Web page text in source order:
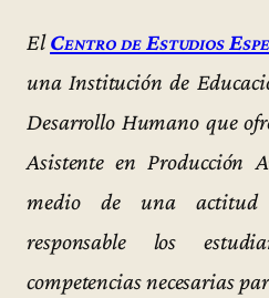
ElCentro de Estudios
una Institución de
Desarrollo Humano que
Asistente en Producción
medio de una actitud
responsable los
competencias necesarias